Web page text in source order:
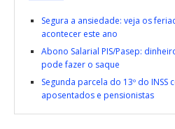
Segura a ansiedade: veja os
acontecer este ano
Abono Salarial PIS/Pasep:
pode fazer o saque
Segunda parcela do 13º do INSS
aposentados e pensionistas